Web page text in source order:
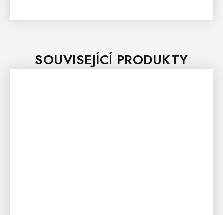
SOUVISEJÍCÍ PRODUKTY